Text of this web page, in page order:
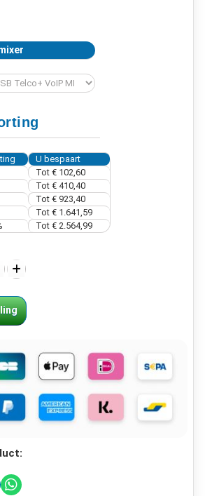
U bespaart
Tot € 102,60
Tot € 410,40
Tot € 923,40
Tot € 1.641,59
Tot € 2.564,99